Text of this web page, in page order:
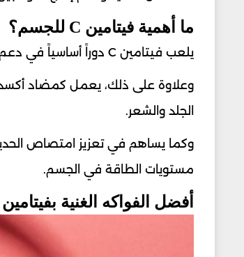
ما أهمية فيتامين C للجسم؟
يلعب فيتامين C دوراً أساسياً في دعم الجهاز المناعي ومساعدة الجسم على مقاومة العدوى والفيروسات.
وعلاوة على ذلك، يعمل كمضاد
الجلد والشعر.
وكما يساهم في تعزيز امتصاص
مستويات الطاقة في الجسم.
أفضل الفواكه الغنية بفيتامين C